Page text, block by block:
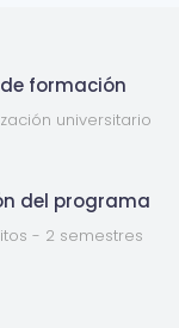
formación
universitario
del programa
- 2 semestres